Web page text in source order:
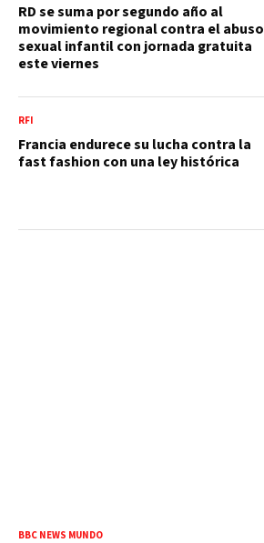
RD se suma por segundo año al
movimiento regional contra el abuso
sexual infantil con jornada gratuita
este viernes
RFI
Francia endurece su lucha contra la
fast fashion con una ley histórica
BBC NEWS MUNDO